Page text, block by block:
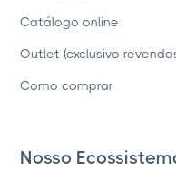
Catálogo online
Outlet (exclusivo
Como comprar
Nosso